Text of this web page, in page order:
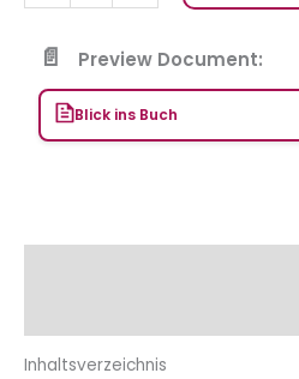
Preview Document:
Blick ins Buch
Inhaltsverzeichnis